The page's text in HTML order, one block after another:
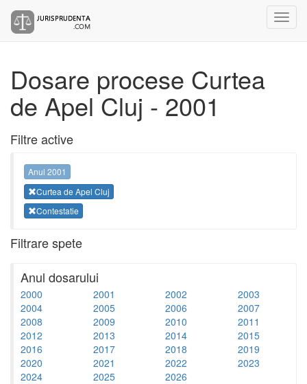
Dosare procese Curtea
de Apel Cluj - 2001
Filtre active
Anul 2001
Curtea de Apel Cluj
Contestatie
Filtrare spete
Anul dosarului
2000 2001 2002
2003
2004
2005 2006
2007
2008
2009 2010
2011
2012
2013 2014
2015
2016
2017 2018
2019
2020
2021 2022
2023
2024
2025 2026